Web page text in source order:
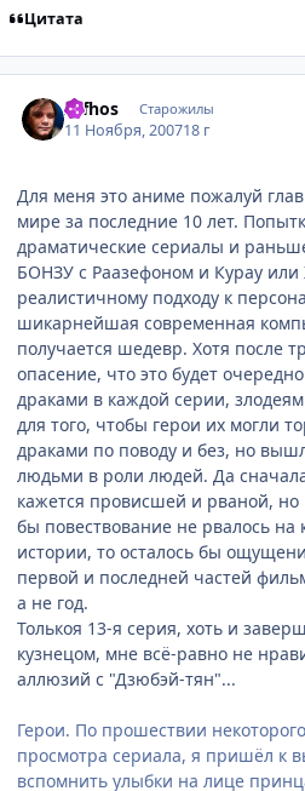
Цитата
zafhos Старожилы
11 Ноября, 200718 г
Для меня это аниме пожалуй
мире за последние 10 лет.
драматические сериалы и
БОНЗУ с Раазефоном и Курау или
реалистичному подходу к
шикарнейшая современная
получается шедевр. Хотя после
опасение, что это будет
драками в каждой серии,
для того, чтобы герои их могли
драками по поводу и без, но
людьми в роли людей. Да
кажется провисшей и рваной, но
бы повествование не рвалось на
истории, то осталось бы
первой и последней частей
а не год.
Толькоя 13-я серия, хоть и
кузнецом, мне всё-равно не
аллюзий с "Дзюбэй-тян"...
Герои. По прошествии
просмотра сериала, я пришёл к
вспомнить улыбки на лице